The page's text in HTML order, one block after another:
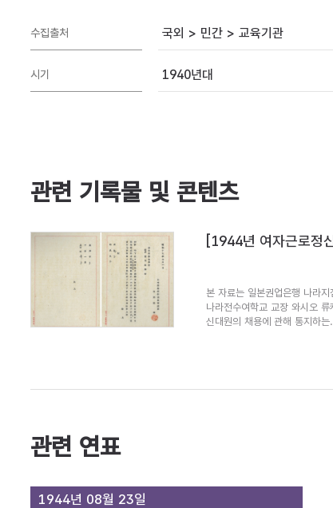
수집출처 국외 > 민간 > 교육기관
시기 1940년대
관련 기록물 및 콘텐츠
[1944년 여자근로정
본 자료는 일본권업은행 나라
나라전수여학교 교장 와시오
신대원의 채용에 관해 통지하는
관련 연표
1944년 08월 23일